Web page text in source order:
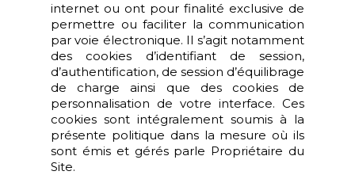
internet ou ont pour finalité exclusive de
permettre ou faciliter la communication
par voie électronique. Il s’agit notamment
des cookies d’identifiant de session,
d’authentification, de session d’équilibrage
de charge ainsi que des cookies de
personnalisation de votre interface. Ces
cookies sont intégralement soumis à la
présente politique dans la mesure où ils
sont émis et gérés parle Propriétaire du
Site.